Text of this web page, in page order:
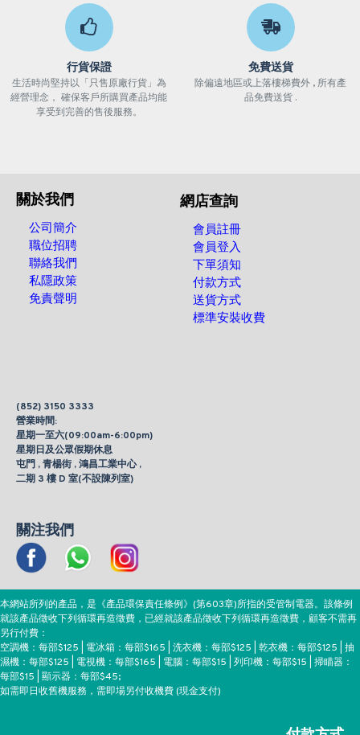
行貨保證
生活時尚堅持以「只售原廠行貨」為
經營理念， 確保客戶所購買產品均能
享受到完善的售後服務。
免費送貨
除偏遠地區或上落樓梯費外 , 所有產
品免費送貨 .
關於我們
公司簡介
職位招聘
聯絡我們
私隱政策
免責聲明
網店查詢
會員註冊
會員登入
下單須知
付款方式
送貨方式
標準安裝收費
(852) 3150 3333
營業時間:
星期一至六(09:00am-6:00pm)
星期日及公眾假期休息
屯門 , 青楊街 , 鴻昌工業中心 ,
二期 3 樓 D 室(不設陳列室)
關注我們
本網站所列的產品，是《產品環保責任條例》(第603章)所指的受管制電器。該條例
就該產品徵收下列循環再造徵費，已經就該產品徵收下列循環再造徵費，顧客不需再
另行付費：
空調機：每部$125 | 電冰箱：每部$165 | 洗衣機：每部$125 | 乾衣機：每部$125 | 抽
濕機：每部$125 | 電視機：每部$165 | 電腦：每部$15 | 列印機：每部$15 | 掃瞄器：
每部$15 | 顯示器：每部$45;
如需即日收舊機服務，需即場另付收機費 (現金支付)